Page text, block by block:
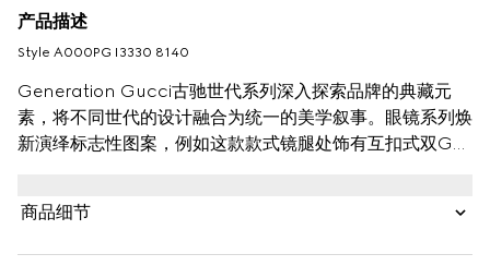
产品描述
Style ‎A000PG I3330 8140
Generation Gucci古驰世代系列深入探索品牌的典藏元
素，将不同世代的设计融合为统一的美学叙事。眼镜系列焕
新演绎标志性图案，例如这款款式镜腿处饰有互扣式双G珐
商品细节